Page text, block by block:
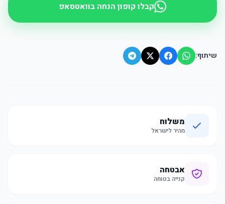
קבלו קופון הנחה בוואטסאפ
שיתוף:
משלוח
מהיר לישראל
אבטחה
קנייה בטוחה